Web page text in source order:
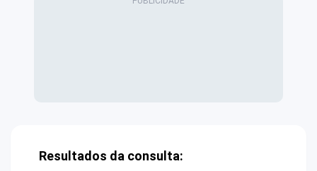
Resultados da consulta: